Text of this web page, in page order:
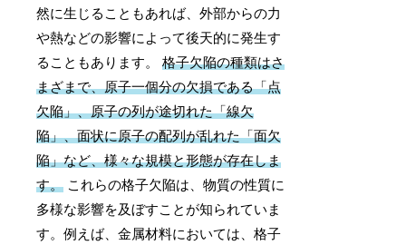
然に生じることもあれば、外部からの力
や熱などの影響によって後天的に発生す
ることもあります。格子欠陥の種類はさ
まざまで、原子一個分の欠損である「点
欠陥」、原子の列が途切れた「線欠
陥」、面状に原子の配列が乱れた「面欠
陥」など、様々な規模と形態が存在しま
す。 これらの格子欠陥は、物質の性質に
多様な影響を及ぼすことが知られていま
す。例えば、金属材料においては、格子